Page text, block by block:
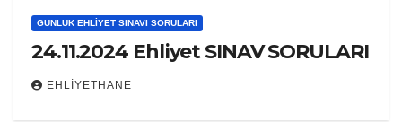
GUNLUK EHLIYET SINAVI SORULARI
24.11.2024 Ehliyet SINAV SORULARI
EHLIYETHANE